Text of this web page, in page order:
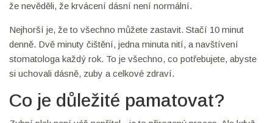
že nevěděli, že krvácení dásní není normální.
Nejhorší je, že to všechno můžete zastavit. Stačí 10 minut
denně. Dvě minuty čištění, jedna minuta nití, a navštívení
stomatologa každý rok. To je všechno, co potřebujete, abyste
si uchovali dásně, zuby a celkové zdraví.
Co je důležité pamatovat?